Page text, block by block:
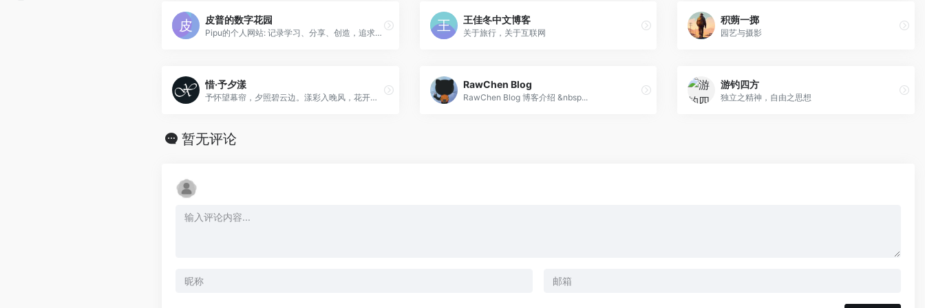
皮普的数字花园
Pipu的个人网站: 记录学习、分享、创造，追求未来无限可能
王佳冬中文博客
关于旅行，关于互联网
积蒴一掷
园艺与摄影
惜·予夕漾
予怀望幕帘，夕照碧云边。漾彩入晚风，花开青山远。
RawChen Blog
RawChen Blog 博客介绍 &nbsp...
游钓四方
独立之精神，自由之思想
暂无评论